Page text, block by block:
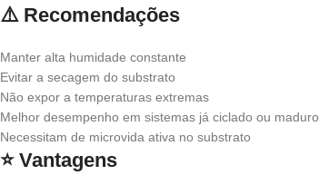
⚠️ Recomendações
Manter alta humidade constante
Evitar a secagem do substrato
Não expor a temperaturas extremas
Melhor desempenho em sistemas já ciclado ou
Necessitam de microvida ativa no substrato
⭐ Vantagens